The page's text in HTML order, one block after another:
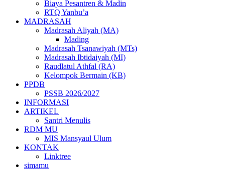
Biaya Pesantren & Madin
RTQ Yanbu’a
MADRASAH
Madrasah Aliyah (MA)
Mading
Madrasah Tsanawiyah (MTs)
Madrasah Ibtidaiyah (MI)
Raudlatul Athfal (RA)
Kelompok Bermain (KB)
PPDB
PSSB 2026/2027
INFORMASI
ARTIKEL
Santri Menulis
RDM MU
MIS Mansyaul Ulum
KONTAK
Linktree
simamu